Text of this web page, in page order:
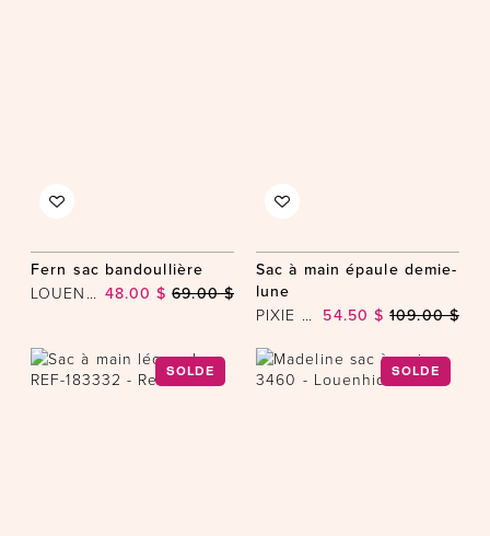
Fern sac bandoullière
LOUENHIDE 48.00 $ 69.00 $
Sac à main épaule demie-
lune
PIXIE MOOD 54.50 $ 109.00 $
SOLDE SOLDE